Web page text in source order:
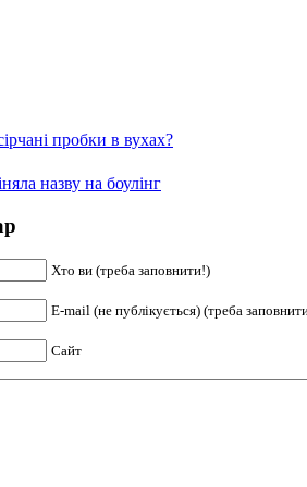
пробки в вухах?
назву на боулінг
Хто ви (треба заповнити!)
E-mail (не публікується) (треба
Сайт